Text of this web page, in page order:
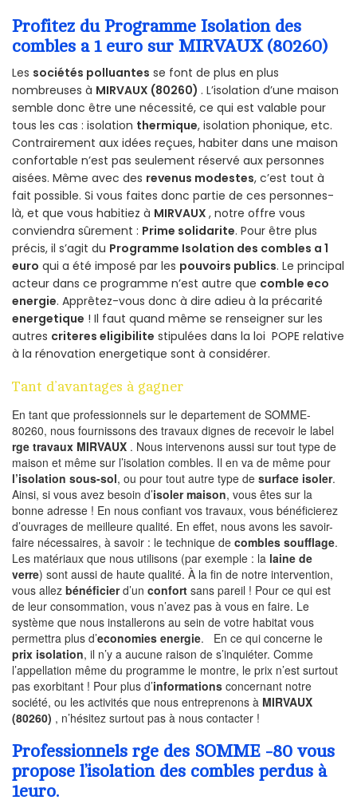
Profitez du Programme Isolation des
combles a 1 euro sur MIRVAUX (80260)
Les sociétés polluantes se font de plus en plus
nombreuses à MIRVAUX (80260) . L’isolation d’une maison
semble donc être une nécessité, ce qui est valable pour
tous les cas : isolation thermique, isolation phonique, etc.
Contrairement aux idées reçues, habiter dans une maison
confortable n’est pas seulement réservé aux personnes
aisées. Même avec des revenus modestes, c’est tout à
fait possible. Si vous faites donc partie de ces personnes-
là, et que vous habitiez à MIRVAUX , notre offre vous
conviendra sûrement : Prime solidarite. Pour être plus
précis, il s’agit du Programme Isolation des combles a 1
euro qui a été imposé par les pouvoirs publics. Le principal
acteur dans ce programme n’est autre que comble eco
energie. Apprêtez-vous donc à dire adieu à la précarité
energetique ! Il faut quand même se renseigner sur les
autres criteres eligibilite stipulées dans la loi POPE relative
à la rénovation energetique sont à considérer.
Tant d’avantages à gagner
En tant que professionnels sur le departement de SOMME-
80260, nous fournissons des travaux dignes de recevoir le label
rge travaux MIRVAUX . Nous intervenons aussi sur tout type de
maison et même sur l’isolation combles. Il en va de même pour
l’isolation sous-sol, ou pour tout autre type de surface isoler.
Ainsi, si vous avez besoin d’isoler maison, vous êtes sur la
bonne adresse ! En nous confiant vos travaux, vous bénéficierez
d’ouvrages de meilleure qualité. En effet, nous avons les savoir-
faire nécessaires, à savoir : le technique de combles soufflage.
Les matériaux que nous utilisons (par exemple : la laine de
verre) sont aussi de haute qualité. À la fin de notre intervention,
vous allez bénéficierd’un confort sans pareil ! Pour ce qui est
de leur consommation, vous n’avez pas à vous en faire. Le
système que nous installerons au sein de votre habitat vous
permettra plus d’economies energie. En ce qui concerne le
prix isolation, il n’y a aucune raison de s’inquiéter. Comme
l’appellation même du programme le montre, le prix n’est surtout
pas exorbitant ! Pour plus d’informations concernant notre
société, ou les activités que nous entreprenons à MIRVAUX
(80260) , n’hésitez surtout pas à nous contacter !
Professionnels rge des SOMME -80 vous
propose l’isolation des combles perdus à
1euro.